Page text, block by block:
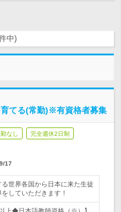
中)
育てる(常勤)※有資格者募集
なし 完全週休2日制
17
世界各国から日本に来た生徒
していただきます！
上◆日本語教師資格（※）】